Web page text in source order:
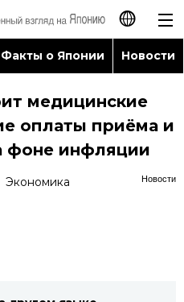
日本語
English
简体字
Факты о Японии Новости
медицинские
оплаты приёма и
фоне инфляции
Новости
Экономика